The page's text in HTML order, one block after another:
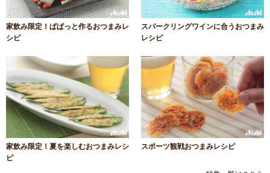
家飲み限定！ぱぱっと作るおつまみレ
シピ
スパークリングワインに合うおつまみ
レシピ
家飲み限定！夏を楽しむおつまみレシ
ピ
スポーツ観戦おつまみレシピ